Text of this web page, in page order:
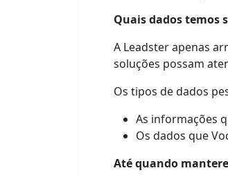
Quais dados temos
A Leadster apenas
soluções possam
Os tipos de dados
As informações
Os dados que
Até quando